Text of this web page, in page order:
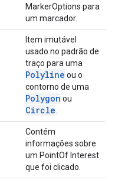
MarkerOptions para
um marcador.
Item imutável
usado no padrão de
traço para uma
Polyline ou o
contorno de uma
Polygon ou
Circle
Contém
informações sobre
um PointOf Interest
que foi clicado.